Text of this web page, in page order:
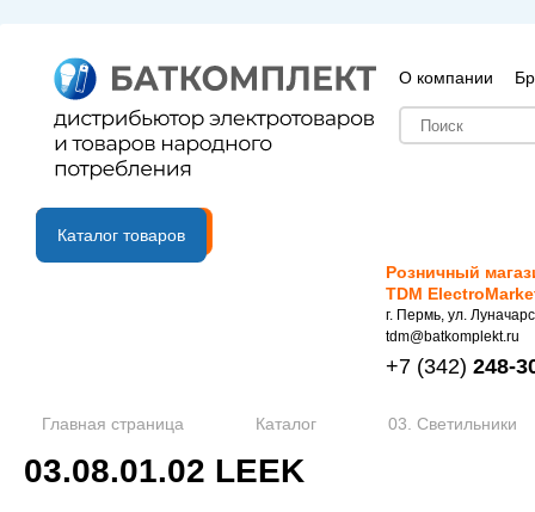
О компании
B2B портал
Каталог товаров
Розничный
TDM
г. Пермь, ул.
tdm@batkomplekt.ru
+7 (342) 248-
Главная страница Каталог 03. Светильники
03.08.01.02 LEEK